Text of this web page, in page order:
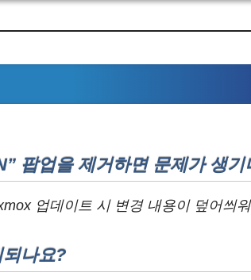
팝업을 제거하면 문제가 생기
업데이트 시 변경 내용이 덮어씌
나요?